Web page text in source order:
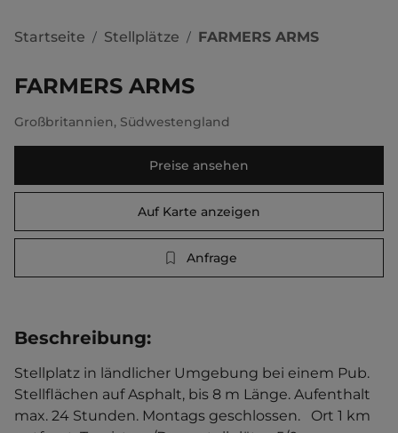
Startseite / Stellplätze / FARMERS ARMS
FARMERS ARMS
Großbritannien, Südwestengland
Preise ansehen
Auf Karte anzeigen
Anfrage
Beschreibung:
Stellplatz in ländlicher Umgebung bei einem Pub.
Stellflächen auf Asphalt, bis 8 m Länge. Aufenthalt
max. 24 Stunden. Montags geschlossen.   Ort 1 km